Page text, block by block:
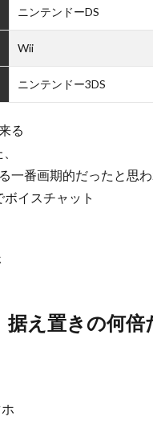
ニンテンドーDS
Wii
ニンテンドー3DS
る
一番画期的だったと思
イスチャット
据え置きの何倍